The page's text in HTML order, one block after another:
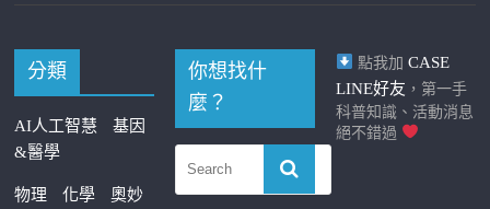
分類
AI人工智慧
基因
&醫學
物理 化學
奧妙
你想找什
麼？
點我加 CASE
LINE好友 ，第一手
科普知識、活動消息
絕不錯過